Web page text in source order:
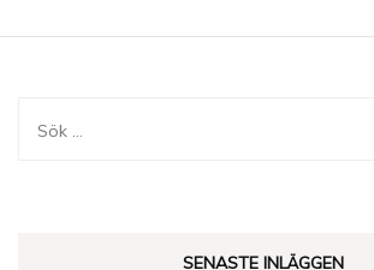
Sök
SENASTE INLÄGGEN